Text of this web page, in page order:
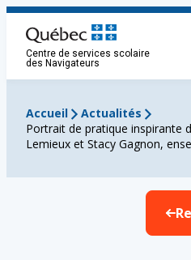
Aller
contenu
Centre de services scolaire
des Navigateurs
Accueil
Actualités
Portrait de pratique inspirante
Lemieux et Stacy Gagnon,